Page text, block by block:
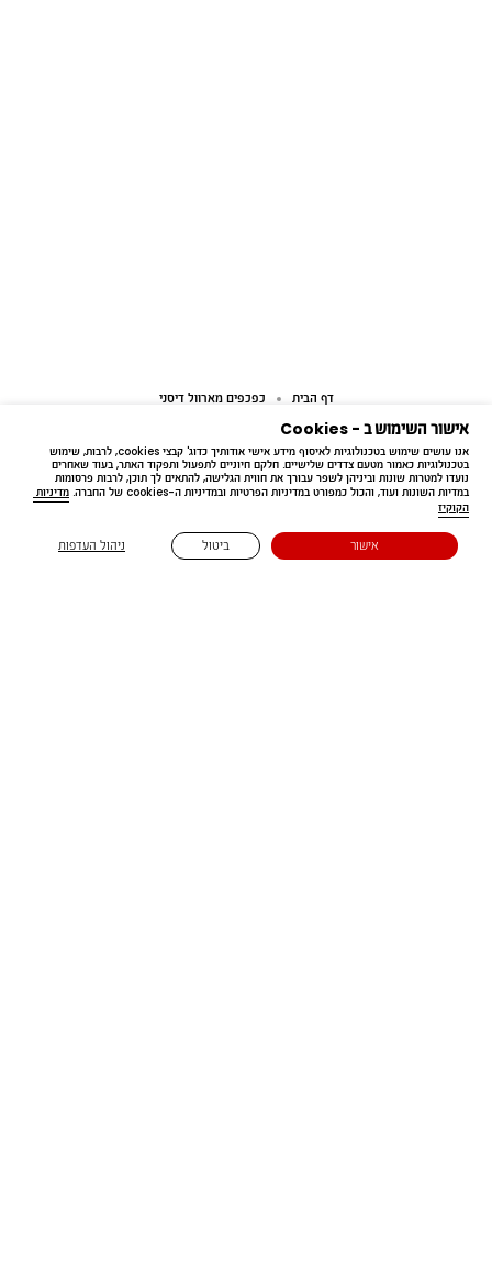
אישור השימוש ב - Cookies
אנו עושים שימוש בטכנולוגיות לאיסוף מידע אישי אודותיך כדוג' קבצי cookies, לרבות, שימוש
בטכנולוגיות כאמור מטעם צדדים שלישיים. חלקם חיוניים לתפעול ותפקוד האתר, בעוד שאחרים
נועדו למטרות שונות וביניהן לשפר עבורך את חווית הגלישה, להתאים לך תוכן, לרבות פרסומות
במדיות השונות ועוד, והכול כמפורט במדיניות הפרטיות ובמדיניות ה-cookies של החברה.
מדיניות
הקוקיז
ניהול העדפות אישור ביטול
דף הבית כפכפים מארוול דיסני
בקנייה מעל ₪199.90